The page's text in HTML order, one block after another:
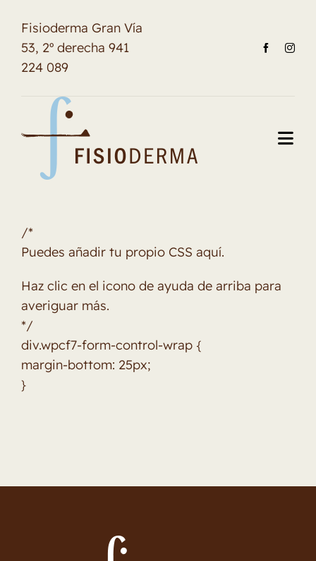
contenido
Fisioderma Gran Vía
53, 2º derecha 941
224 089
Inicio
Fisioterapia
Osteopatía
Fisioestética
PNI Clínica
/*
Puedes añadir tu propio CSS aquí.
Haz clic en el icono de ayuda de arriba para
averiguar más.
*/
div.wpcf7-form-control-wrap {
margin-bottom: 25px;
}